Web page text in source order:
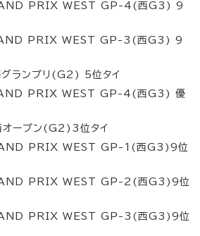
PRIX WEST GP-4(西G3) 9
PRIX WEST GP-3(西G3) 9
ランプリ(G2) 5位タイ
PRIX WEST GP-4(西G3) 優
ープン(G2)3位タイ
PRIX WEST GP-1(西G3)9位
PRIX WEST GP-2(西G3)9位
PRIX WEST GP-3(西G3)9位